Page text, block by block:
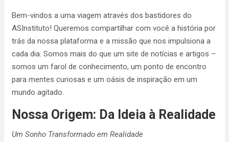
Bem-vindos a uma viagem através dos bastidores do
ASInstituto! Queremos compartilhar com você a história por
trás da nossa plataforma e a missão que nos impulsiona a
cada dia. Somos mais do que um site de notícias e artigos –
somos um farol de conhecimento, um ponto de encontro
para mentes curiosas e um oásis de inspiração em um
mundo agitado.
Nossa Origem: Da Ideia à Realidade
Um Sonho Transformado em Realidade